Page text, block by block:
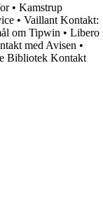
• Kamstrup
• Vaillant Kontakt:
om Tipwin • Libero
med Avisen •
Bibliotek Kontakt